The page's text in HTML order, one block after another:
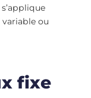
ou
fixe